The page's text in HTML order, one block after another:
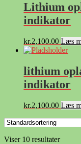
Lithium
indikator
kr.2,100.00 Læs
lithium
indikator
kr.2,100.00 Læs
Viser 10 resultater